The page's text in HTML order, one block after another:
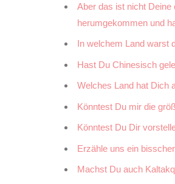
Aber das ist nicht
herumgekommen und
In welchem Land warst
Hast Du Chinesisch
Welches Land hat Dich
Könntest Du mir die
Könntest Du Dir
Erzähle uns ein
Machst Du auch